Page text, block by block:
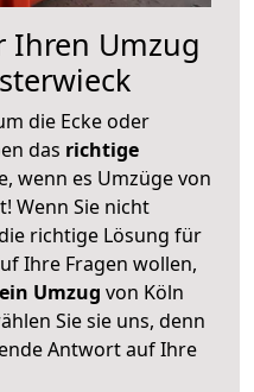
Ihren Umzug
die Ecke oder
das richtige
wenn es Umzüge von
Wenn Sie nicht
richtige Lösung für
Ihre Fragen wollen,
Umzug von Köln
Sie sie uns, denn
Antwort auf Ihre